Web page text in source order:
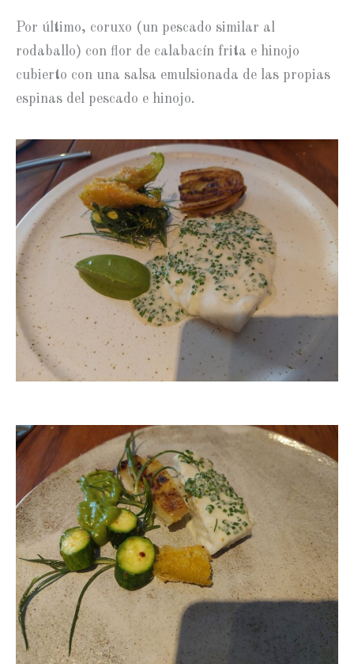
Por último, coruxo (un pescado similar al
rodaballo) con flor de calabacín frita e hinojo
cubierto con una salsa emulsionada de las propias
espinas del pescado e hinojo.